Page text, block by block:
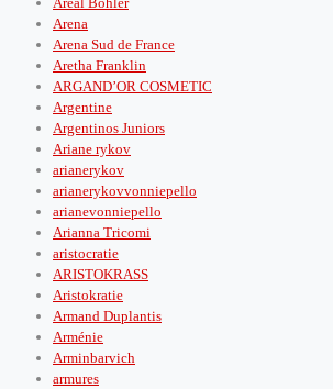
Arena
Arena Sud de France
Aretha Franklin
ARGAND’OR COSMETIC
Argentine
Argentinos Juniors
Ariane rykov
arianerykov
arianerykovvonniepello
arianevonniepello
Arianna Tricomi
aristocratie
ARISTOKRASS
Aristokratie
Armand Duplantis
Arménie
Arminbarvich
armures